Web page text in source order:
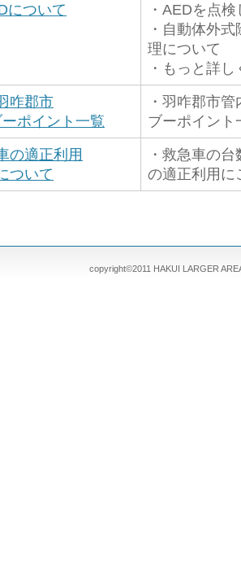
について
・AEDを点
・自動体外
理について
・もっと詳
咋郡市
ポイント一覧
・羽咋郡市
ブーポイント
の適正利用
ついて
・救急車の
の適正利用に
copyright©2011 HAKUI LARGER